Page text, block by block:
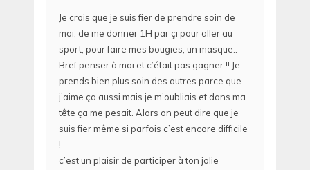
Je crois que je suis fier de prendre soin de
moi, de me donner 1H par çi pour aller au
sport, pour faire mes bougies, un masque..
Bref penser à moi et c’était pas gagner !! Je
prends bien plus soin des autres parce que
j’aime ça aussi mais je m’oubliais et dans ma
tête ça me pesait. Alors on peut dire que je
suis fier même si parfois c’est encore difficile
!
c’est un plaisir de participer à ton jolie